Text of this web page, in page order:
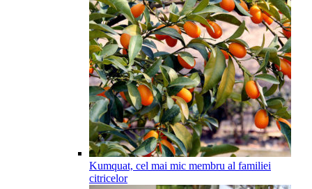
Kumquat, cel mai mic membru al familiei
citricelor